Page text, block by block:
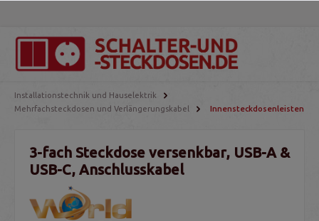
Installationstechnik und Hauselektrik
Mehrfachsteckdosen und Verlängerungskabel
Innensteckdosenleisten
3-fach Steckdose versenkbar, USB-A &
USB-C, Anschlusskabel